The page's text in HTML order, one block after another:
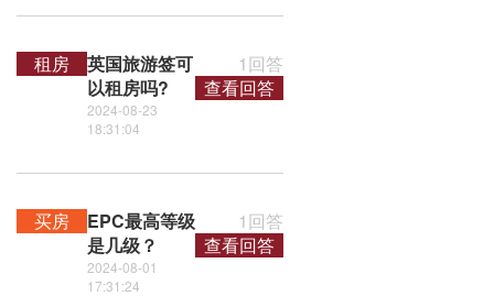
租房
英国旅游签可
以租房吗?
2024-08-23
18:31:04
1回答
查看回答
买房
EPC最高等级
是几级？
2024-08-01
17:31:24
1回答
查看回答